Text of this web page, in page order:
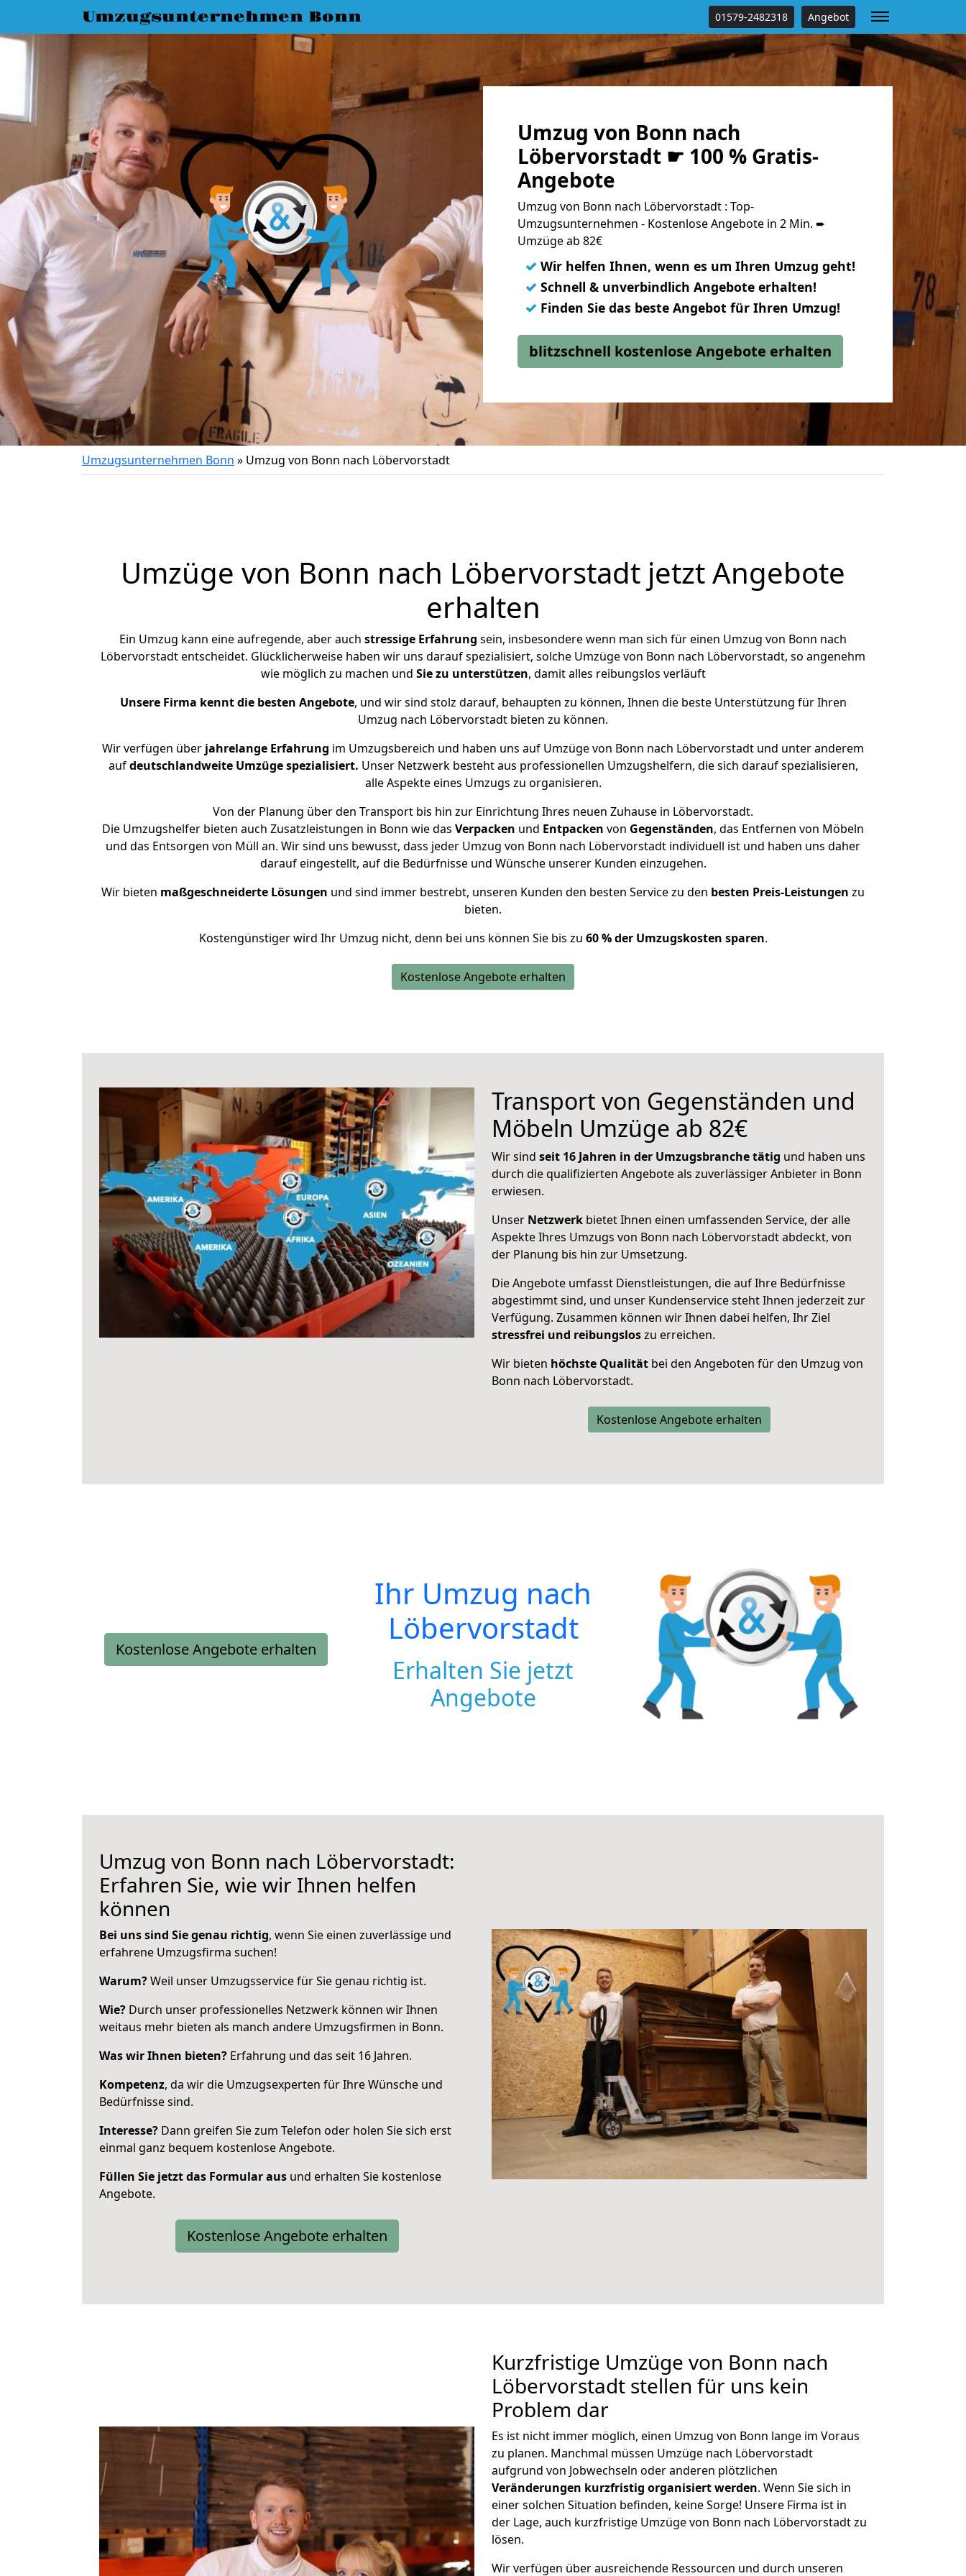
Umzugsunternehmen Bonn 01579-2482318 Angebot
Umzug von Bonn nach
Löbervorstadt ☛ 100 % Gratis-
Angebote
Umzug von Bonn nach Löbervorstadt : Top-
Umzugsunternehmen - Kostenlose Angebote in 2 Min. ➨
Umzüge ab 82€
✓ Wir helfen Ihnen, wenn es um Ihren Umzug geht!
✓ Schnell & unverbindlich Angebote erhalten!
✓ Finden Sie das beste Angebot für Ihren Umzug!
blitzschnell kostenlose Angebote erhalten
Umzugsunternehmen Bonn » Umzug von Bonn nach Löbervorstadt
Umzüge von Bonn nach Löbervorstadt jetzt Angebote
erhalten
Ein Umzug kann eine aufregende, aber auch stressige Erfahrung sein, insbesondere wenn man sich für einen Umzug von Bonn nach
Löbervorstadt entscheidet. Glücklicherweise haben wir uns darauf spezialisiert, solche Umzüge von Bonn nach Löbervorstadt, so angenehm
wie möglich zu machen und Sie zu unterstützen, damit alles reibungslos verläuft
Unsere Firma kennt die besten Angebote, und wir sind stolz darauf, behaupten zu können, Ihnen die beste Unterstützung für Ihren
Umzug nach Löbervorstadt bieten zu können.
Wir verfügen über jahrelange Erfahrung im Umzugsbereich und haben uns auf Umzüge von Bonn nach Löbervorstadt und unter anderem
aufdeutschlandweite Umzüge spezialisiert. Unser Netzwerk besteht aus professionellen Umzugshelfern, die sich darauf spezialisieren,
alle Aspekte eines Umzugs zu organisieren.
Von der Planung über den Transport bis hin zur Einrichtung Ihres neuen Zuhause in Löbervorstadt.
Die Umzugshelfer bieten auch Zusatzleistungen in Bonn wie das Verpacken und Entpacken von Gegenständen, das Entfernen von Möbeln
und das Entsorgen von Müll an. Wir sind uns bewusst, dass jeder Umzug von Bonn nach Löbervorstadt individuell ist und haben uns daher
darauf eingestellt, auf die Bedürfnisse und Wünsche unserer Kunden einzugehen.
Wir bieten maßgeschneiderte Lösungen und sind immer bestrebt, unseren Kunden den besten Service zu den besten Preis-Leistungen zu
bieten.
Kostengünstiger wird Ihr Umzug nicht, denn bei uns können Sie bis zu 60 % der Umzugskosten sparen.
Kostenlose Angebote erhalten
Transport von Gegenständen und
Möbeln Umzüge ab 82€
Wir sind seit 16 Jahren in der Umzugsbranche tätig und haben uns
durch die qualifizierten Angebote als zuverlässiger Anbieter in Bonn
erwiesen.
Unser Netzwerk bietet Ihnen einen umfassenden Service, der alle
Aspekte Ihres Umzugs von Bonn nach Löbervorstadt abdeckt, von
der Planung bis hin zur Umsetzung.
Die Angebote umfasst Dienstleistungen, die auf Ihre Bedürfnisse
abgestimmt sind, und unser Kundenservice steht Ihnen jederzeit zur
Verfügung. Zusammen können wir Ihnen dabei helfen, Ihr Ziel
stressfrei und reibungsloszu erreichen.
Wir bieten höchste Qualität bei den Angeboten für den Umzug von
Bonn nach Löbervorstadt.
Kostenlose Angebote erhalten
Kostenlose Angebote erhalten
Ihr Umzug nach
Löbervorstadt
Erhalten Sie jetzt
Angebote
Umzug von Bonn nach Löbervorstadt:
Erfahren Sie, wie wir Ihnen helfen
können
Bei uns sind Sie genau richtig, wenn Sie einen zuverlässige und
erfahrene Umzugsfirma suchen!
Warum?Weil unser Umzugsservice für Sie genau richtig ist.
Wie? Durch unser professionelles Netzwerk können wir Ihnen
weitaus mehr bieten als manch andere Umzugsfirmen in Bonn.
Was wir Ihnen bieten? Erfahrung und das seit 16 Jahren.
Kompetenz, da wir die Umzugsexperten für Ihre Wünsche und
Bedürfnisse sind.
Interesse? Dann greifen Sie zum Telefon oder holen Sie sich erst
einmal ganz bequem kostenlose Angebote.
Füllen Sie jetzt das Formular aus und erhalten Sie kostenlose
Angebote.
Kostenlose Angebote erhalten
Kurzfristige Umzüge von Bonn nach
Löbervorstadt stellen für uns kein
Problem dar
Es ist nicht immer möglich, einen Umzug von Bonn lange im Voraus
zu planen. Manchmal müssen Umzüge nach Löbervorstadt
aufgrund von Jobwechseln oder anderen plötzlichen
Veränderungen kurzfristig organisiert werden. Wenn Sie sich in
einer solchen Situation befinden, keine Sorge! Unsere Firma ist in
der Lage, auch kurzfristige Umzüge von Bonn nach Löbervorstadt zu
lösen.
Wir verfügen über ausreichende Ressourcen und durch unseren